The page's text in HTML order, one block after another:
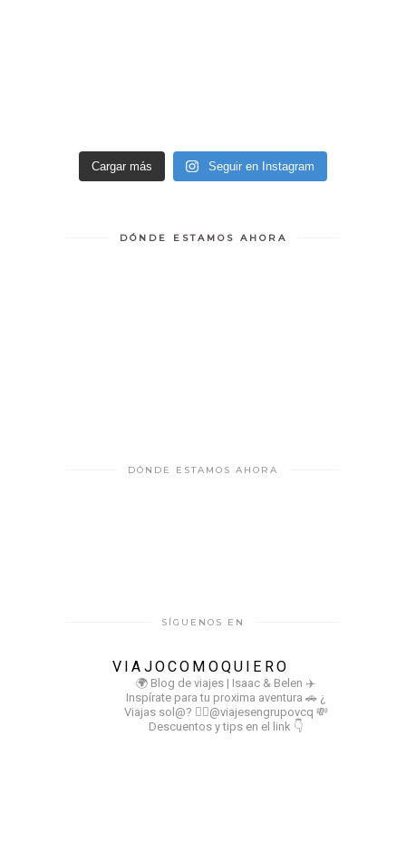
Cargar más Seguir en Instagram
DÓNDE ESTAMOS AHORA
DÓNDE ESTAMOS AHORA
SÍGUENOS EN
VIAJOCOMOQUIERO
🌍 Blog de viajes | Isaac & Belen ✈️
Inspírate para tu proxima aventura 🚗 ¿
Viajas sol@? 👉🏻@viajesengrupovcq 💸
Descuentos y tips en el link 👇